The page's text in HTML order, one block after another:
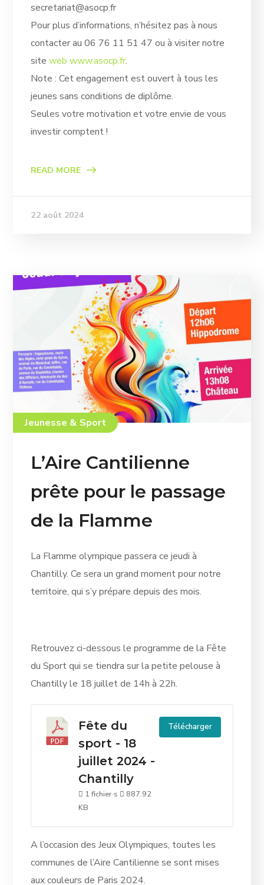
secretariat@asocp.fr
Pour plus d’informations, n’hésitez pas à nous
contacter au 06 76 11 51 47 ou à visiter notre
siteweb www.asocp.fr.
Note : Cet engagement est ouvert à tous les
jeunes sans conditions de diplôme.
Seules votre motivation et votre envie de vous
investir comptent !
READ MORE
22 août 2024
Jeunesse & Sport
L’Aire Cantilienne
prête pour le passage
de la Flamme
La Flamme olympique passera ce jeudi à
Chantilly. Ce sera un grand moment pour notre
territoire, qui s’y prépare depuis des mois.
Retrouvez ci-dessous le programme de la Fête
du Sport qui se tiendra sur la petite pelouse à
Chantilly le 18 juillet de 14h à 22h.
Fête du
sport - 18
juillet 2024 -
Chantilly
1 fichier·s
887.92
KB
Télécharger
A l’occasion des Jeux Olympiques, toutes les
communes de l’Aire Cantilienne se sont mises
aux couleurs de Paris 2024.